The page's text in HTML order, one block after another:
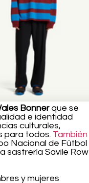
Bonner que se
e identidad
culturales,
para todos. También
Nacional de Fútbol
sastrería Savile Row
y mujeres